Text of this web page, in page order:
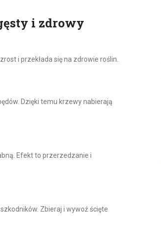
i zdrowy
i przekłada się na zdrowie roślin.
Dzięki temu krzewy nabierają
Efekt to przerzedzanie i
Zbieraj i wywoź ścięte